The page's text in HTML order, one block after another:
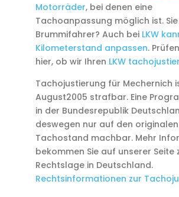
Motorräder, bei denen eine
Tachoanpassung möglich ist.
Brummifahrer? Auch bei LKW
Kilometerstand anpassen.
hier, ob wir Ihren LKW
Tachojustierung für Mechernich
August2005 strafbar. Eine
in der Bundesrepublik
deswegen nur auf den originalen
Tachostand machbar. Mehr
bekommen Sie auf unserer Seite
Rechtslage in Deutschland.
Rechtsinformationen zur